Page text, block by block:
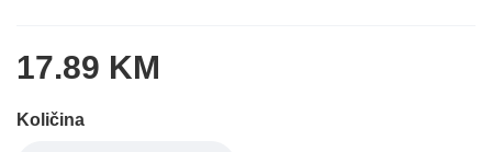
17.89 KM
Količina